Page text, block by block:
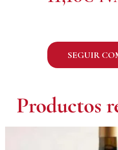
SEGUIR
Productos